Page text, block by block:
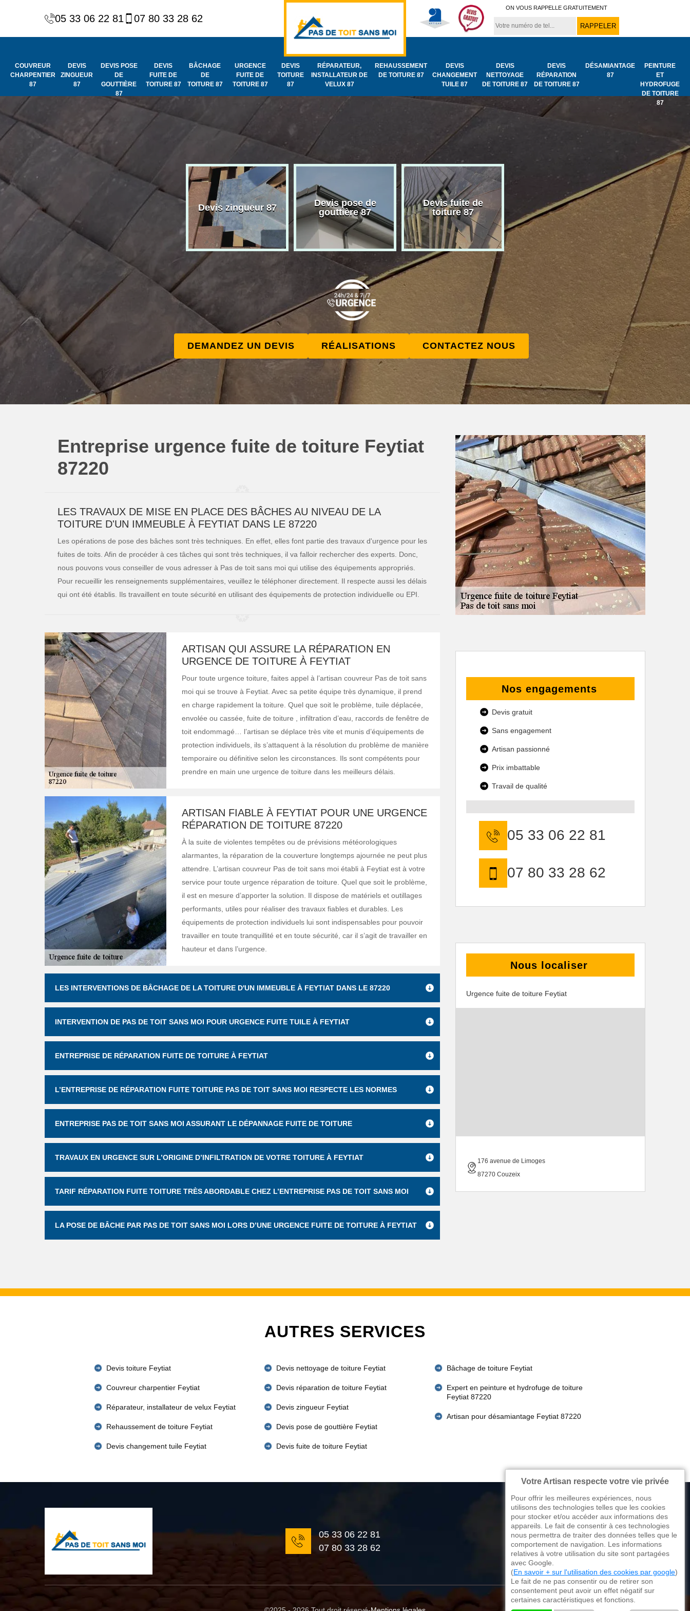
05 33 06 22 81 07 80 33 28 62
ON VOUS RAPPELLE GRATUITEMENT
COUVREUR
CHARPENTIER
87
DEVIS
ZINGUEUR
87
DEVIS POSE
DE
GOUTTIÈRE
87
DEVIS
FUITE DE
TOITURE 87
BÂCHAGE
DE
TOITURE 87
URGENCE
FUITE DE
TOITURE 87
DEVIS
TOITURE
87
RÉPARATEUR,
INSTALLATEUR DE
VELUX 87
REHAUSSEMENT
DE TOITURE 87
DEVIS
CHANGEMENT
TUILE 87
DEVIS
NETTOYAGE
DE TOITURE 87
DEVIS
RÉPARATION
DE TOITURE 87
DÉSAMIANTAGE
87
PEINTURE
ET
HYDROFUGE
DE TOITURE
87
et
de
toiture 87
Couvreur
charpentier 87
Devis zingueur 87
Devis pose de
gouttière 87
Devis fuite de
toiture 87
Bâchage de toiture
87
Urgence
toiture 87
DEMANDEZ UN DEVIS RÉALISATIONS CONTACTEZ NOUS
Entreprise urgence fuite de toiture Feytiat
87220
LES TRAVAUX DE MISE EN PLACE DES BÂCHES AU NIVEAU DE LA
TOITURE D'UN IMMEUBLE À FEYTIAT DANS LE 87220
Les opérations de pose des bâches sont très techniques. En effet, elles font partie des travaux d'urgence pour les
fuites de toits. Afin de procéder à ces tâches qui sont très techniques, il va falloir rechercher des experts. Donc,
nous pouvons vous conseiller de vous adresser à Pas de toit sans moi qui utilise des équipements appropriés.
Pour recueillir les renseignements supplémentaires, veuillez le téléphoner directement. Il respecte aussi les délais
qui ont été établis. Ils travaillent en toute sécurité en utilisant des équipements de protection individuelle ou EPI.
ARTISAN QUI ASSURE LA RÉPARATION EN
URGENCE DE TOITURE À FEYTIAT
Pour toute urgence toiture, faites appel à l’artisan couvreur Pas de toit sans
moi qui se trouve à Feytiat. Avec sa petite équipe très dynamique, il prend
en charge rapidement la toiture. Quel que soit le problème, tuile déplacée,
envolée ou cassée, fuite de toiture , infiltration d’eau, raccords de fenêtre de
toit endommagé… l’artisan se déplace très vite et munis d’équipements de
protection individuels, ils s’attaquent à la résolution du problème de manière
temporaire ou définitive selon les circonstances. Ils sont compétents pour
prendre en main une urgence de toiture dans les meilleurs délais.
ARTISAN FIABLE À FEYTIAT POUR UNE URGENCE
RÉPARATION DE TOITURE 87220
À la suite de violentes tempêtes ou de prévisions météorologiques
alarmantes, la réparation de la couverture longtemps ajournée ne peut plus
attendre. L’artisan couvreur Pas de toit sans moi établi à Feytiat est à votre
service pour toute urgence réparation de toiture. Quel que soit le problème,
il est en mesure d’apporter la solution. Il dispose de matériels et outillages
performants, utiles pour réaliser des travaux fiables et durables. Les
équipements de protection individuels lui sont indispensables pour pouvoir
travailler en toute tranquillité et en toute sécurité, car il s’agit de travailler en
hauteur et dans l’urgence.
LES INTERVENTIONS DE BÂCHAGE DE LA TOITURE D'UN IMMEUBLE À FEYTIAT DANS LE 87220
INTERVENTION DE PAS DE TOIT SANS MOI POUR URGENCE FUITE TUILE À FEYTIAT
ENTREPRISE DE RÉPARATION FUITE DE TOITURE À FEYTIAT
L’ENTREPRISE DE RÉPARATION FUITE TOITURE PAS DE TOIT SANS MOI RESPECTE LES NORMES
ENTREPRISE PAS DE TOIT SANS MOI ASSURANT LE DÉPANNAGE FUITE DE TOITURE
TRAVAUX EN URGENCE SUR L’ORIGINE D’INFILTRATION DE VOTRE TOITURE À FEYTIAT
TARIF RÉPARATION FUITE TOITURE TRÈS ABORDABLE CHEZ L’ENTREPRISE PAS DE TOIT SANS MOI
LA POSE DE BÂCHE PAR PAS DE TOIT SANS MOI LORS D’UNE URGENCE FUITE DE TOITURE À FEYTIAT
Nos engagements
Devis gratuit
Sans engagement
Artisan passionné
Prix imbattable
Travail de qualité
05 33 06 22 81
07 80 33 28 62
Nous localiser
Urgence fuite de toiture Feytiat
176 avenue de Limoges
87270 Couzeix
AUTRES SERVICES
Devis toiture Feytiat
Couvreur charpentier Feytiat
Réparateur, installateur de velux Feytiat
Rehaussement de toiture Feytiat
Devis changement tuile Feytiat
Devis nettoyage de toiture Feytiat
Devis réparation de toiture Feytiat
Devis zingueur Feytiat
Devis pose de gouttière Feytiat
Devis fuite de toiture Feytiat
Bâchage de toiture Feytiat
Expert en peinture et hydrofuge de toiture
Feytiat 87220
Artisan pour désamiantage Feytiat 87220
05 33 06 22 81
07 80 33 28 62
176 avenue de Limoges
87270 Couzeix
Votre Artisan respecte votre vie privée
Pour offrir les meilleures expériences, nous
utilisons des technologies telles que les cookies
pour stocker et/ou accéder aux informations des
appareils. Le fait de consentir à ces technologies
nous permettra de traiter des données telles que le
comportement de navigation. Les informations
relatives à votre utilisation du site sont partagées
avec Google.
(En savoir + sur l'utilisation des cookies par google)
Le fait de ne pas consentir ou de retirer son
consentement peut avoir un effet négatif sur
certaines caractéristiques et fonctions.